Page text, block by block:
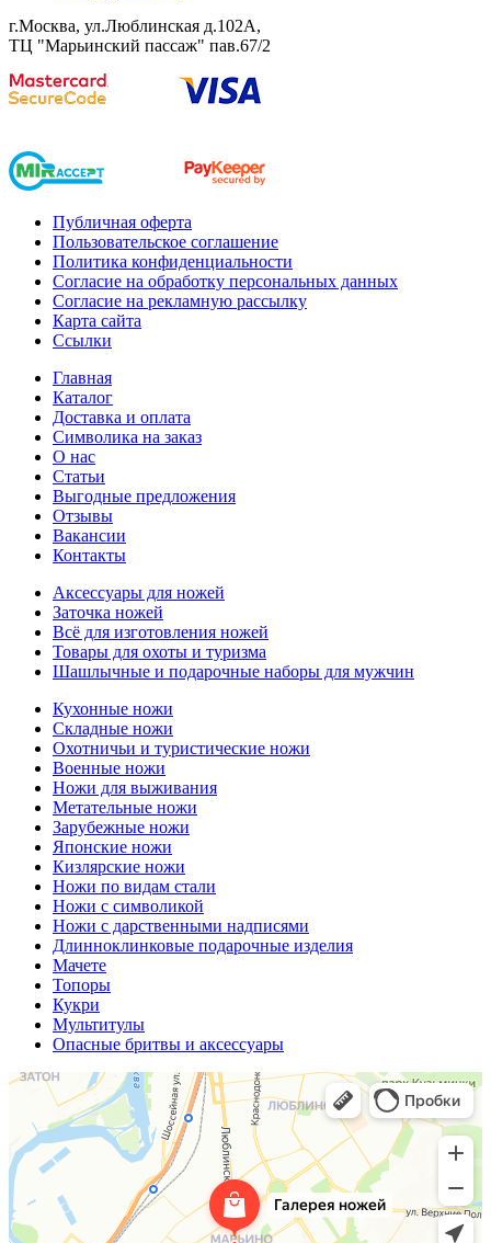
г.Москва, ул.Люблинская д.102А,
ТЦ "Марьинский пассаж" пав.67/2
Публичная оферта
Пользовательское соглашение
Политика конфиденциальности
Согласие на обработку персональных данных
Согласие на рекламную рассылку
Карта сайта
Ссылки
Главная
Каталог
Доставка и оплата
Символика на заказ
О нас
Статьи
Выгодные предложения
Отзывы
Вакансии
Контакты
Аксессуары для ножей
Заточка ножей
Всё для изготовления ножей
Товары для охоты и туризма
Шашлычные и подарочные наборы для мужчин
Кухонные ножи
Складные ножи
Охотничьи и туристические ножи
Военные ножи
Ножи для выживания
Метательные ножи
Зарубежные ножи
Японские ножи
Кизлярские ножи
Ножи по видам стали
Ножи с символикой
Ножи с дарственными надписями
Длинноклинковые подарочные изделия
Мачете
Топоры
Кукри
Мультитулы
Опасные бритвы и аксессуары